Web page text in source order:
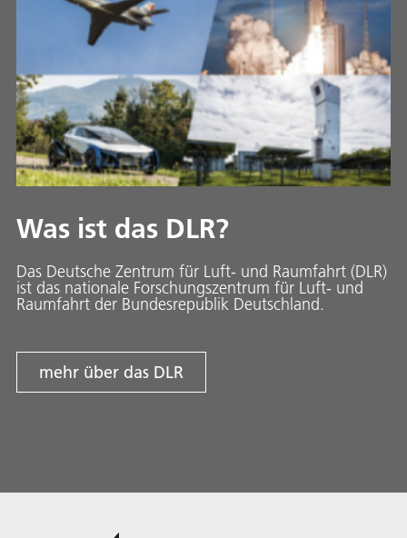
Was ist das DLR?
Das Deutsche Zentrum für Luft- und Raumfahrt (DLR)
ist das nationale Forschungszentrum für Luft- und
Raumfahrt der Bundesrepublik Deutschland.
mehr über das DLR